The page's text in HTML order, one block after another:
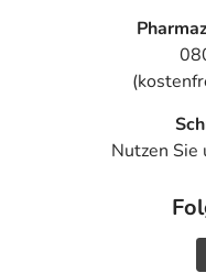
Nutzen Sie